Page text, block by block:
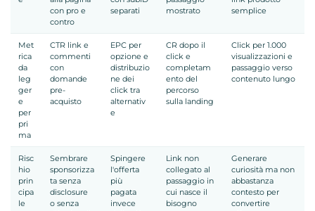
con pro e
contro
separati
mostrato
semplice
Met
rica
da
leg
ger
e
per
pri
ma
CTR link e
commenti
con
domande
pre-
acquisto
EPC per
opzione e
distribuzio
ne dei
click tra
alternativ
e
CR dopo il
click e
completam
ento del
percorso
sulla landing
Click per 1.000
visualizzazioni e
passaggio verso
contenuto lungo
Risc
hio
prin
cipa
le
Sembrare
sponsorizza
ta senza
disclosure
o senza
Spingere
l'offerta
più
pagata
invece
Link non
collegato al
passaggio in
cui nasce il
bisogno
Generare
curiosità ma non
abbastanza
contesto per
convertire